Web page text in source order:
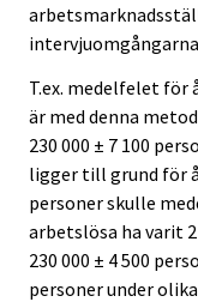
T.ex. medelfelet för
är med denna
230 000 ± 7 100
ligger till grund för
personer skulle
arbetslösa ha varit
230 000 ± 4 500
personer under